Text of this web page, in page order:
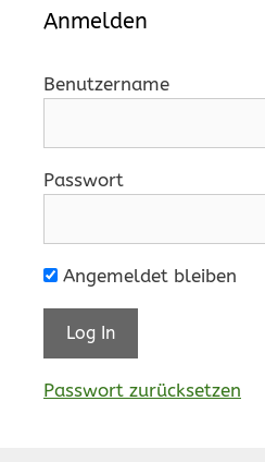
Anmelden
Benutzername
Passwort
Angemeldet bleiben
Passwort zurücksetzen